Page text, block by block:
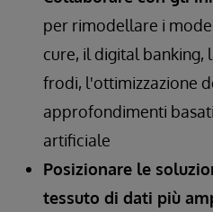
per rimodellare i
cure, il digital banking,
frodi, l'ottimizzazione
approfondimenti
artificiale
Posizionare le
tessuto di dati più